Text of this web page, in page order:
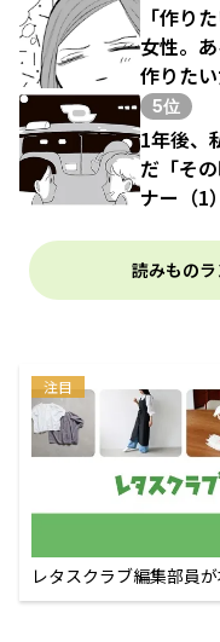
「作り
女性。
作りた
5位
1年後、
だ「そ
ナー（1）
読みもの
注目
レタスクラブ編集部員